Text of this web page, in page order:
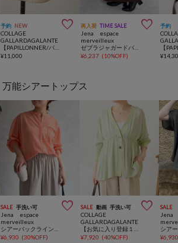
予約 NEW 
COLLAGE
GALLARDAGALANTE
¥11,000
再入荷 TIME SALE 
Jena espace
merveilleux
ゼブラジャガードバッグ
¥6,237 (10%OFF)
予約
¥
万能シアートップス
SALE 手洗い可 
Jena espace
merveilleux
シアーバックラインブラウス
¥6,930 (30%OFF)
SALE 動画 手洗い可 
COLLAGE
GALLARDAGALANTE
【お気に入り登録１万超/軽量/体型カバー】ギャザー切替シアーシャツカーディガン
¥7,920 (40%OFF)
SALE
Jena
¥